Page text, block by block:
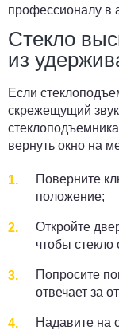
профессионалу в
Стекло
из
Если
скрежещущий
вернуть окно на
Поверните
положение;
Откройте
чтобы
Попросите
отвечает за
Надавите на